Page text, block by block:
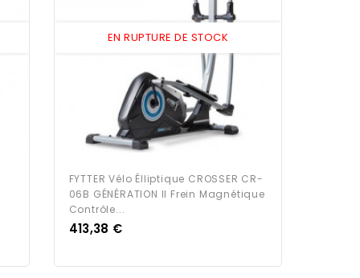
EN RUPTURE DE STOCK
FYTTER Vélo Élliptique CROSSER CR-
06B GÉNÉRATION II Frein Magnétique
Contrôle...
Prix
413,38 €